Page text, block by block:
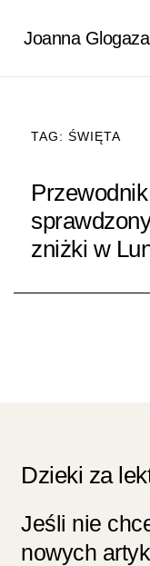
Joanna Glogaza
TAG: ŚWIĘTA
zniżki w
Dzieki za
Jeśli nie
nowych